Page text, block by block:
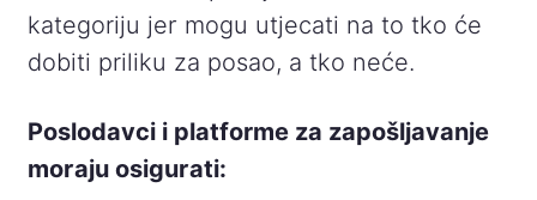
kategoriju jer mogu utjecati na to tko će
dobiti priliku za posao, a tko neće.
Poslodavci i platforme za zapošljavanje
moraju osigurati: